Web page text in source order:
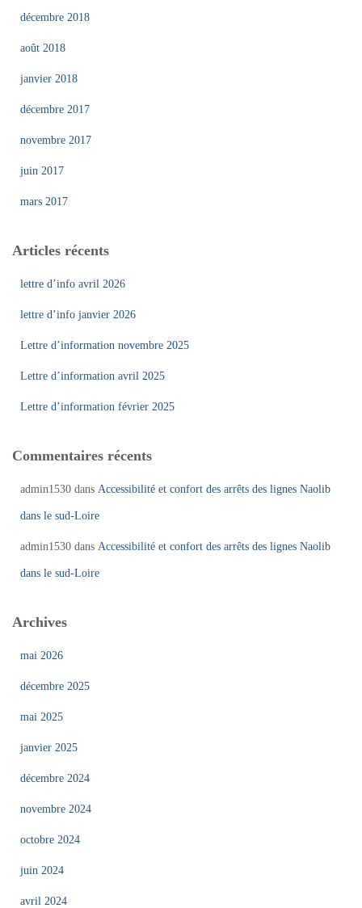
décembre 2018
août 2018
janvier 2018
décembre 2017
novembre 2017
juin 2017
mars 2017
Articles récents
lettre d’info avril 2026
lettre d’info janvier 2026
Lettre d’information novembre 2025
Lettre d’information avril 2025
Lettre d’information février 2025
Commentaires récents
admin1530 dans Accessibilité et confort des arrêts des lignes Naolib
dans le sud-Loire
admin1530 dans Accessibilité et confort des arrêts des lignes Naolib
dans le sud-Loire
Archives
mai 2026
décembre 2025
mai 2025
janvier 2025
décembre 2024
novembre 2024
octobre 2024
juin 2024
avril 2024